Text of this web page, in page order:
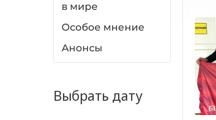
в мире
Особое мнение
Анонсы
Выбрать дату